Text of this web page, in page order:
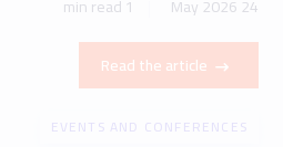
24 May 2026
1 min read
Read the article
EVENTS AND CONFERENCES